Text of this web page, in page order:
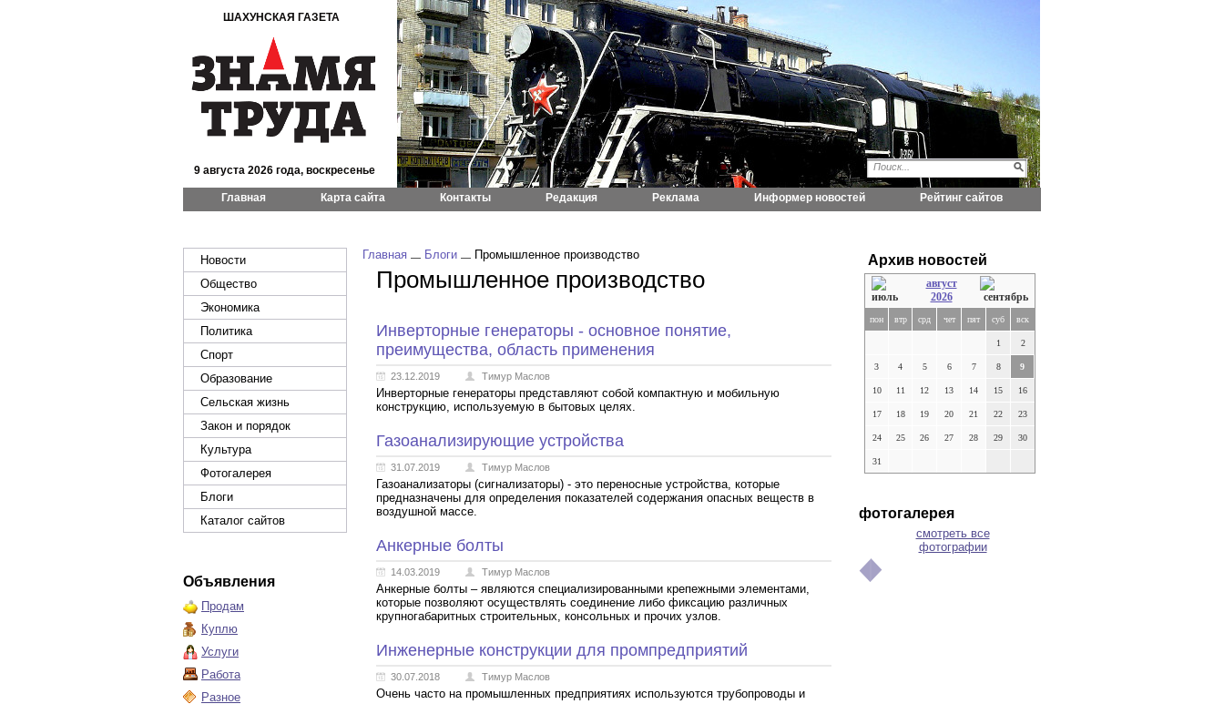
ШАХУНСКАЯ ГАЗЕТА
9 августа 2026 года, воскресенье
Главная Карта сайта Контакты Редакция Реклама Информер новостей Рейтинг сайтов
Новости
Общество
Экономика
Политика
Спорт
Образование
Сельская жизнь
Закон и порядок
Культура
Фотогалерея
Блоги
Каталог сайтов
Объявления
Продам
Куплю
Услуги
Работа
Разное
Главная Блоги Промышленное производство
Промышленное производство
Инверторные генераторы - основное понятие,
преимущества, область применения
23.12.2019 Тимур Маслов
Инверторные генераторы представляют собой компактную и мобильную
конструкцию, используемую в бытовых целях.
Газоанализирующие устройства
31.07.2019 Тимур Маслов
Газоанализаторы (сигнализаторы) - это переносные устройства, которые
предназначены для определения показателей содержания опасных веществ в
воздушной массе.
Анкерные болты
14.03.2019 Тимур Маслов
Анкерные болты – являются специализированными крепежными элементами,
которые позволяют осуществлять соединение либо фиксацию различных
крупногабаритных строительных, консольных и прочих узлов.
Инженерные конструкции для промпредприятий
30.07.2018 Тимур Маслов
Очень часто на промышленных предприятиях используются трубопроводы и
Архив новостей
август
2026
пон втр срд чет пят суб вск
1 2
3 4 5 6 7 8 9
10 11 12 13 14 15 16
17 18 19 20 21 22 23
24 25 26 27 28 29 30
31
фотогалерея
смотреть все
фотографии